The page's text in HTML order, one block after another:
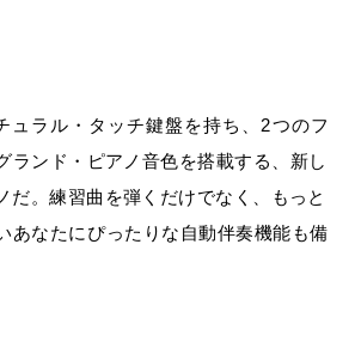
ュラル・タッチ鍵盤を持ち、2つのフ
ランド・ピアノ音色を搭載する、新し
だ。練習曲を弾くだけでなく、もっと
あなたにぴったりな自動伴奏機能も備